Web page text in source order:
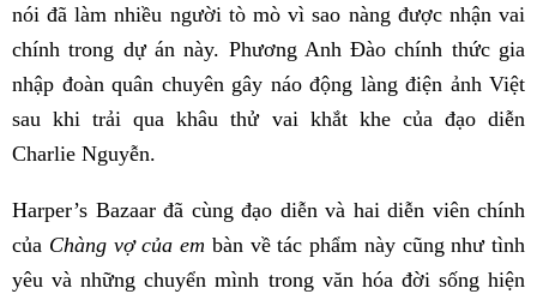
nói đã làm nhiều người tò mò vì sao nàng được nhận vai
chính trong dự án này. Phương Anh Đào chính thức gia
nhập đoàn quân chuyên gây náo động làng điện ảnh Việt
sau khi trải qua khâu thử vai khắt khe của đạo diễn
Charlie Nguyễn.
Harper’s Bazaar đã cùng đạo diễn và hai diễn viên chính
của Chàng vợ của em bàn về tác phẩm này cũng như tình
yêu và những chuyển mình trong văn hóa đời sống hiện